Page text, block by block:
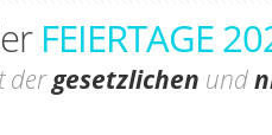
FEIERTAGE
dergesetzlichen und